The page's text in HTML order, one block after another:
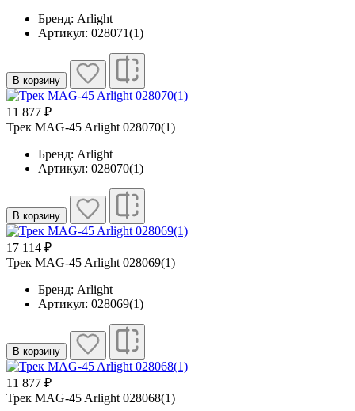
Бренд: Arlight
Артикул: 028071(1)
В корзину
11 877 ₽
Трек MAG-45 Arlight 028070(1)
Бренд: Arlight
Артикул: 028070(1)
В корзину
17 114 ₽
Трек MAG-45 Arlight 028069(1)
Бренд: Arlight
Артикул: 028069(1)
В корзину
11 877 ₽
Трек MAG-45 Arlight 028068(1)